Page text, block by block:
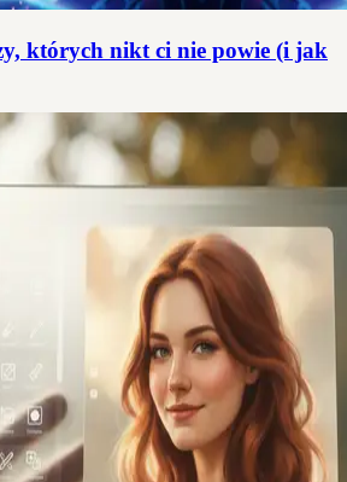
których nikt ci nie powie (i jak